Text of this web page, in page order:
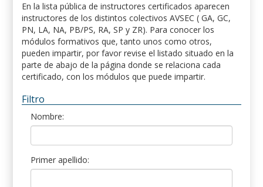
En la lista pública de instructores certificados aparecen
instructores de los distintos colectivos AVSEC ( GA, GC,
PN, LA, NA, PB/PS, RA, SP y ZR). Para conocer los
módulos formativos que, tanto unos como otros,
pueden impartir, por favor revise el listado situado en la
parte de abajo de la página donde se relaciona cada
certificado, con los módulos que puede impartir.
Filtro
Nombre:
Primer apellido: